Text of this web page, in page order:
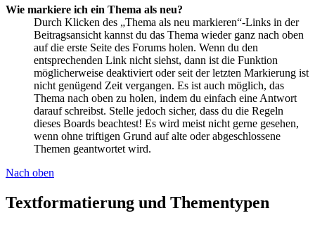
Wie markiere ich ein Thema als neu?
Durch Klicken des „Thema als neu markieren“-Links in der
Beitragsansicht kannst du das Thema wieder ganz nach oben
auf die erste Seite des Forums holen. Wenn du den
entsprechenden Link nicht siehst, dann ist die Funktion
möglicherweise deaktiviert oder seit der letzten Markierung ist
nicht genügend Zeit vergangen. Es ist auch möglich, das
Thema nach oben zu holen, indem du einfach eine Antwort
darauf schreibst. Stelle jedoch sicher, dass du die Regeln
dieses Boards beachtest! Es wird meist nicht gerne gesehen,
wenn ohne triftigen Grund auf alte oder abgeschlossene
Themen geantwortet wird.
Nach oben
Textformatierung und Thementypen